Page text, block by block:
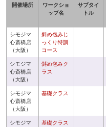
開催場所
ワークショ
ップ名
サブタイ
トル
シモジマ
心斎橋店
（大阪）
斜め包みじ
っくり特訓
コース
シモジマ
心斎橋店
（大阪）
斜め包みク
ラス
シモジマ
心斎橋店
（大阪）
基礎クラス
シモジマ
基礎クラス